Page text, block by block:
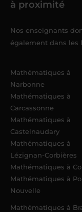
à proximité
Nos enseignants
également dans les
Mathématiques à
Narbonne
Mathématiques à
Carcassonne
Mathématiques à
Castelnaudary
Mathématiques à
Lézignan-Corbières
Mathématiques à
Mathématiques à
Nouvelle
Mathématiques à